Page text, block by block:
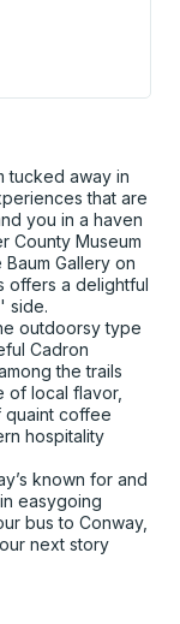
tucked away in
that are
you in a haven
County Museum
Gallery on
offers a delightful
side.
outdoorsy type
Cadron
the trails
of local flavor,
quaint coffee
hospitality
known for and
easygoing
bus to Conway,
next story